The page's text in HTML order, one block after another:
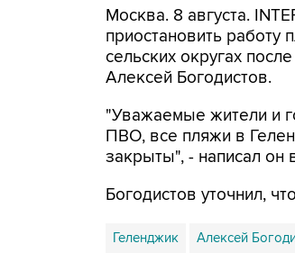
Москва. 8 августа.
приостановить
сельских округах
Алексей Богодистов.
"Уважаемые жители и
ПВО, все пляжи в
закрыты", - написал он
Богодистов уточнил,
Геленджик Алексей